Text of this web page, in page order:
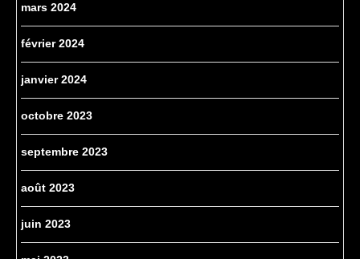
mars 2024
février 2024
janvier 2024
octobre 2023
septembre 2023
août 2023
juin 2023